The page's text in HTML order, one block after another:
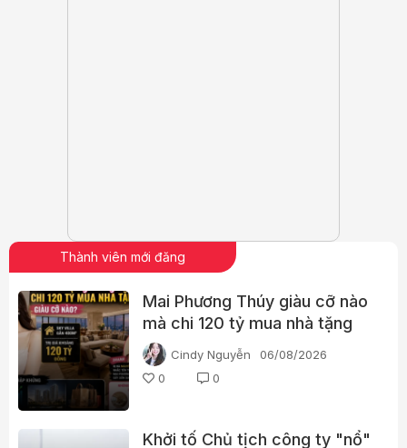
Thành viên mới đăng
Mai Phương Thúy giàu cỡ nào
mà chi 120 tỷ mua nhà tặng
em gái?Cindy Nguyễn
06/08/2026
0
0
Khởi tố Chủ tịch công ty "nổ"